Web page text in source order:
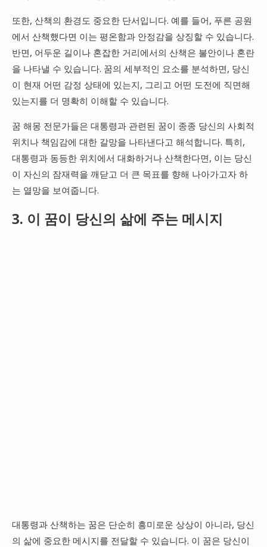
또한, 산책의 환경도 중요한 단서입니다. 예를 들어, 푸른 공원
에서 산책했다면 이는 평온함과 안정감을 상징할 수 있습니다.
반면, 어두운 길이나 혼잡한 거리에서의 산책은 불안이나 혼란
을 나타낼 수 있습니다. 꿈의 세부적인 요소를 분석하면, 당신
이 현재 어떤 감정 상태에 있는지, 그리고 어떤 도전에 직면해
있는지를 더 명확히 이해할 수 있습니다.
꿈 해몽 전문가들은 대통령과 관련된 꿈이 종종 당신의 사회적
위치나 책임감에 대한 갈망을 나타낸다고 해석합니다. 특히,
대통령과 동등한 위치에서 대화하거나 산책한다면, 이는 당신
이 자신의 잠재력을 깨닫고 더 큰 목표를 향해 나아가고자 하
는 열망을 보여줍니다.
3. 이 꿈이 당신의 삶에 주는 메시지
대통령과 산책하는 꿈은 단순히 흥미로운 상상이 아니라, 당신
의 삶에 중요한 메시지를 전달할 수 있습니다. 이 꿈은 당신이